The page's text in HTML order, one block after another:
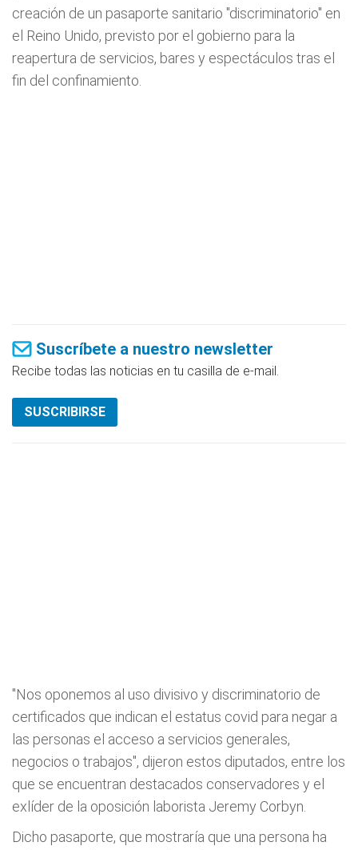
creación de un pasaporte sanitario "discriminatorio" en
el Reino Unido, previsto por el gobierno para la
reapertura de servicios, bares y espectáculos tras el
fin del confinamiento.
Suscríbete a nuestro newsletter
Recibe todas las noticias en tu casilla de e-mail.
SUSCRIBIRSE
"Nos oponemos al uso divisivo y discriminatorio de
certificados que indican el estatus covid para negar a
las personas el acceso a servicios generales,
negocios o trabajos", dijeron estos diputados, entre los
que se encuentran destacados conservadores y el
exlíder de la oposición laborista Jeremy Corbyn.
Dicho pasaporte, que mostraría que una persona ha